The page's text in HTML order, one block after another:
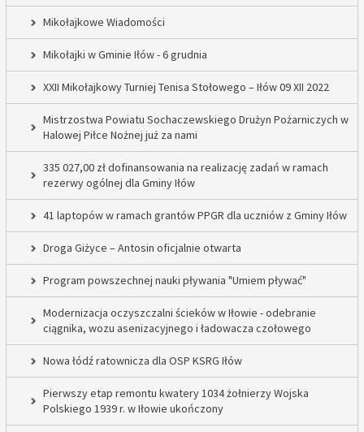
Mikołajkowe Wiadomości
Mikołajki w Gminie Iłów - 6 grudnia
XXII Mikołajkowy Turniej Tenisa Stołowego – Iłów 09 XII 2022
Mistrzostwa Powiatu Sochaczewskiego Drużyn Pożarniczych w
Halowej Piłce Nożnej już za nami
335 027,00 zł dofinansowania na realizację zadań w ramach
rezerwy ogólnej dla Gminy Iłów
41 laptopów w ramach grantów PPGR dla uczniów z Gminy Iłów
Droga Giżyce – Antosin oficjalnie otwarta
Program powszechnej nauki pływania "Umiem pływać"
Modernizacja oczyszczalni ścieków w Iłowie - odebranie
ciągnika, wozu asenizacyjnego i ładowacza czołowego
Nowa łódź ratownicza dla OSP KSRG Iłów
Pierwszy etap remontu kwatery 1034 żołnierzy Wojska
Polskiego 1939 r. w Iłowie ukończony